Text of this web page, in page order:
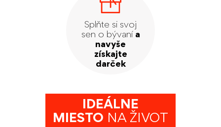
Splňte si svoj
sen o bývaní a
navyše
získajte
darček
IDEÁLNE
MIESTO NA ŽIVOT